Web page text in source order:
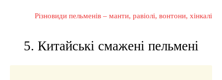
Різновиди пельменів – манти, равіолі, вонтони, хінкалі
5. Китайські смажені пельмені